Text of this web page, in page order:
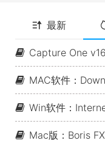
最新
Capture One v16.8.4
MAC软件：Downie 4
Win软件：Internet Download Manager
Mac版：Boris FX Continuum 2026.5 v19.5.4_BCC